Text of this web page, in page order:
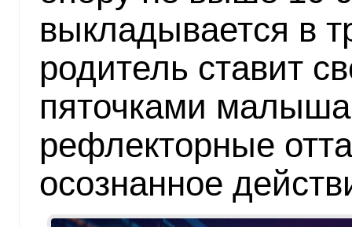
выкладывается в
родитель ставит
пяточками
рефлекторные
осознанное